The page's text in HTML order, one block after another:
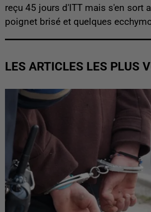
reçu 45 jours d'ITT mais s'en sort
poignet brisé et quelques
LES ARTICLES LES PLUS